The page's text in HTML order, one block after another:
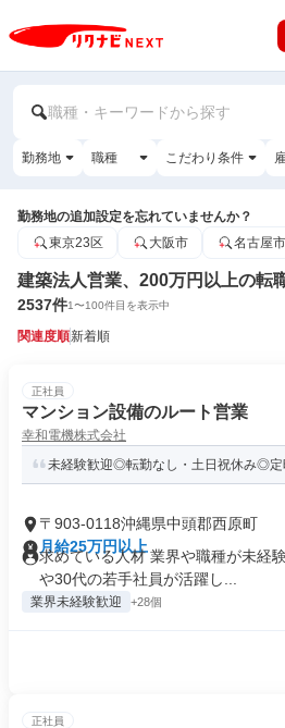
職種・キーワードから探す
勤務地 職種 こだわり条件
勤務地の追加設定を忘れていませんか？
東京23区
大阪市 名古屋市
建築法人営業、200万円以上の転
2537件1〜100件目を表示中
関連度順新着順
正社員
マンション設備のルート営業
幸和電機株式会社
未経験歓迎◎転勤なし・土日祝休み◎定
〒903-0118沖縄県中頭郡西原町
月給25万円以上
求めている人材 業界や職種が未経
や30代の若手社員が活躍し...
業界未経験歓迎 +28個
正社員